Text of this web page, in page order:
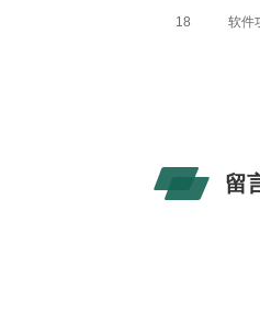
18 软件
留